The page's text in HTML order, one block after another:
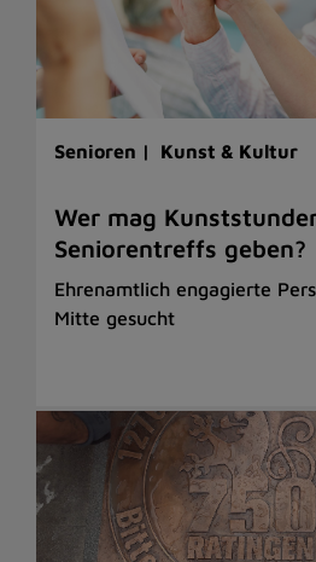
Senioren | Kunst & Kultur
Wer mag
Seniorentreffs geben?
Ehrenamtlich engagierte
Mitte gesucht